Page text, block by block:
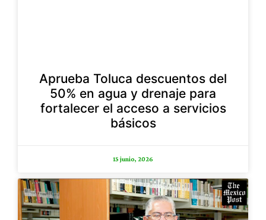
Aprueba Toluca descuentos del
50% en agua y drenaje para
fortalecer el acceso a servicios
básicos
15 junio, 2026